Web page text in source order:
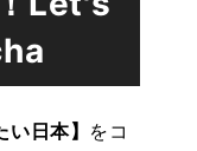
い日本】 をコ